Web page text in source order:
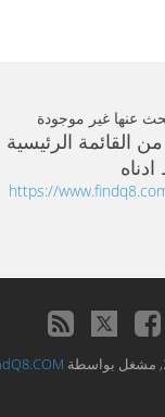
عنها غير موجودة
القائمة الرئيسية
https://